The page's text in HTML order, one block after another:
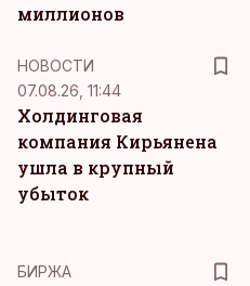
миллионов
НОВОСТИ
07.08.26, 11:44
Холдинговая
компания Кирьянена
ушла в крупный
убыток
БИРЖА